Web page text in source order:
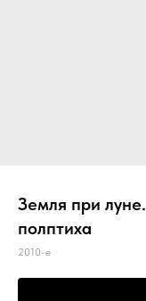
Земля при
полптиха
2010-е